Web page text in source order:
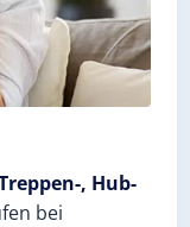
, Hub-
bei